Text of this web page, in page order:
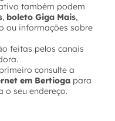
também podem
, boleto Giga Mais,
ou informações sobre
feitas pelos canais
consulte a
em Bertioga para
o seu endereço.